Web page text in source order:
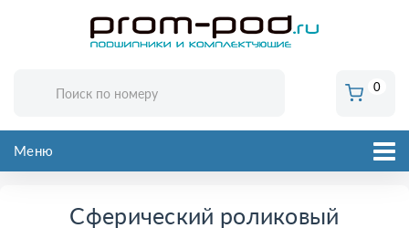
0
Меню
Сферический роликовый